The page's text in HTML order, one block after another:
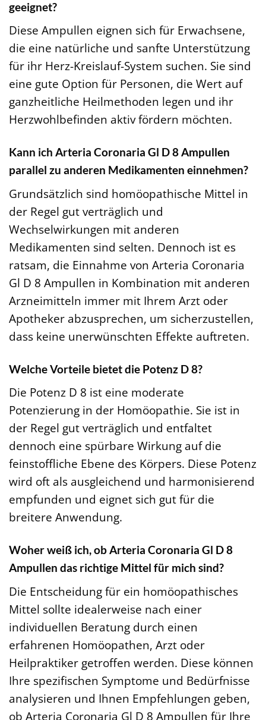
geeignet?
Diese Ampullen eignen sich für Erwachsene,
die eine natürliche und sanfte Unterstützung
für ihr Herz-Kreislauf-System suchen. Sie sind
eine gute Option für Personen, die Wert auf
ganzheitliche Heilmethoden legen und ihr
Herzwohlbefinden aktiv fördern möchten.
Kann ich Arteria Coronaria Gl D 8 Ampullen
parallel zu anderen Medikamenten einnehmen?
Grundsätzlich sind homöopathische Mittel in
der Regel gut verträglich und
Wechselwirkungen mit anderen
Medikamenten sind selten. Dennoch ist es
ratsam, die Einnahme von Arteria Coronaria
Gl D 8 Ampullen in Kombination mit anderen
Arzneimitteln immer mit Ihrem Arzt oder
Apotheker abzusprechen, um sicherzustellen,
dass keine unerwünschten Effekte auftreten.
Welche Vorteile bietet die Potenz D 8?
Die Potenz D 8 ist eine moderate
Potenzierung in der Homöopathie. Sie ist in
der Regel gut verträglich und entfaltet
dennoch eine spürbare Wirkung auf die
feinstoffliche Ebene des Körpers. Diese Potenz
wird oft als ausgleichend und harmonisierend
empfunden und eignet sich gut für die
breitere Anwendung.
Woher weiß ich, ob Arteria Coronaria Gl D 8
Ampullen das richtige Mittel für mich sind?
Die Entscheidung für ein homöopathisches
Mittel sollte idealerweise nach einer
individuellen Beratung durch einen
erfahrenen Homöopathen, Arzt oder
Heilpraktiker getroffen werden. Diese können
Ihre spezifischen Symptome und Bedürfnisse
analysieren und Ihnen Empfehlungen geben,
ob Arteria Coronaria Gl D 8 Ampullen für Ihre